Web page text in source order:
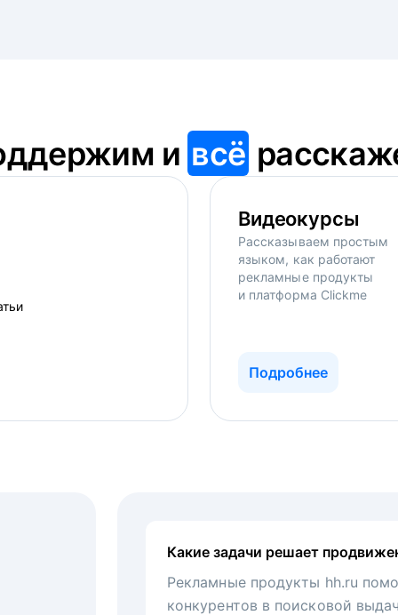
и всё
Видеокурсы
Рассказываем простым
языком, как работают
рекламные продукты
и платформа Clickme
Подробнее
Какие задачи решает
Рекламные продукты hh.ru
конкурентов в поисковой